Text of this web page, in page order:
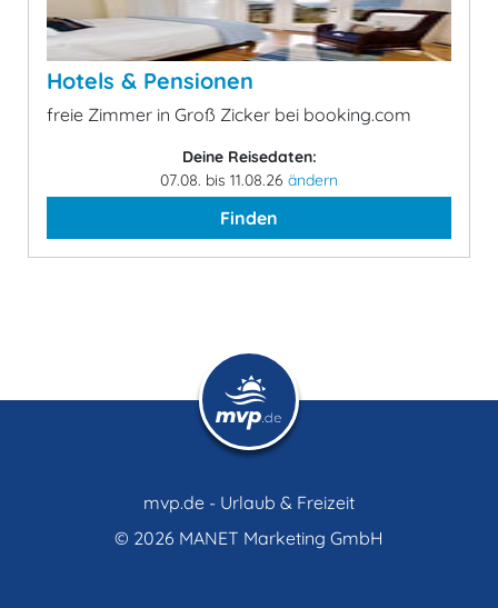
Hotels & Pensionen
freie Zimmer in Groß Zicker bei booking.com
Deine Reisedaten:
07.08. bis 11.08.26 ändern
Finden
mvp.de - Urlaub & Freizeit
© 2026 MANET Marketing GmbH